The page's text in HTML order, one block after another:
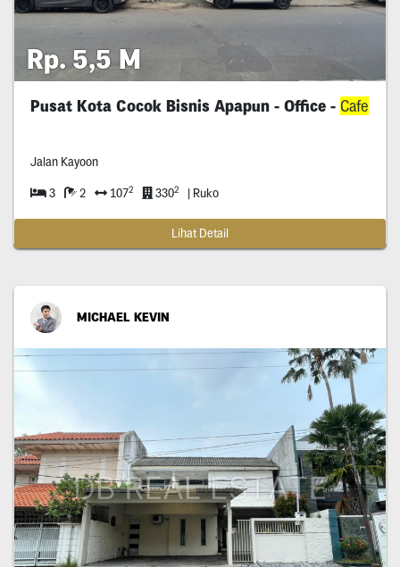
Rp. 5,5 M
Pusat Kota Cocok Bisnis Apapun - Office - Cafe
Jalan Kayoon
3 2 1072 3302 | Ruko
Lihat Detail
MICHAEL KEVIN